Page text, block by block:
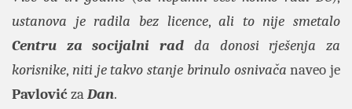
ustanova je radila bez licence,ali to nije smetalo
Centru za socijalni rad da donosi rješenja za
korisnike, niti je takvo stanje brinulo osnivača naveo je
PavlovićzaDan.